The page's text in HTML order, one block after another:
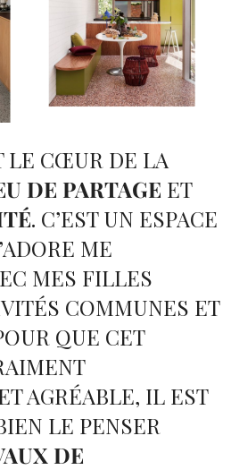
LE CŒUR DE LA
DE PARTAGE ET
. C’EST UN ESPACE
ME
MES FILLES
COMMUNES ET
QUE CET
AGRÉABLE, IL EST
LE PENSER
DE